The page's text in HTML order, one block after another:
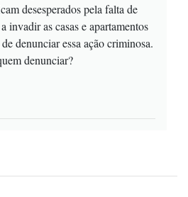
desesperados pela falta de
invadir as casas e apartamentos
denunciar essa ação criminosa.
denunciar?